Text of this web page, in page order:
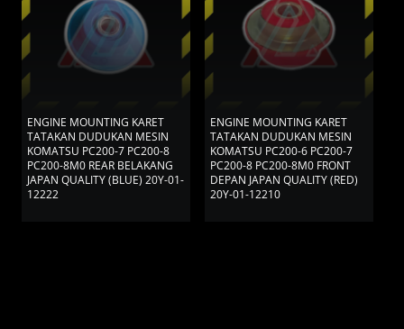
ENGINE MOUNTING KARET
TATAKAN DUDUKAN MESIN
KOMATSU PC200-7 PC200-8
PC200-8M0 REAR BELAKANG
JAPAN QUALITY (BLUE) 20Y-01-
12222
ENGINE MOUNTING KARET
TATAKAN DUDUKAN MESIN
KOMATSU PC200-6 PC200-7
PC200-8 PC200-8M0 FRONT
DEPAN JAPAN QUALITY (RED)
20Y-01-12210